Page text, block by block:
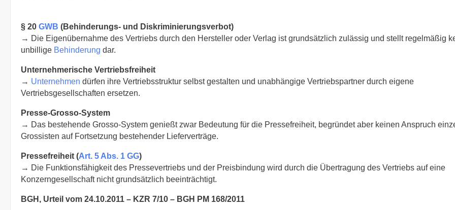
§ 20 GWB (Behinderungs- und Diskriminierungsverbot)
→ Die Eigenübernahme des Vertriebs durch den Hersteller oder Verlag ist grundsätzlich zulässig und stellt regelmäßig
unbillige Behinderung dar.
Unternehmerische Vertriebsfreiheit
→ Unternehmen dürfen ihre Vertriebsstruktur selbst gestalten und unabhängige Vertriebspartner durch eigene
Vertriebsgesellschaften ersetzen.
Presse-Grosso-System
→ Das bestehende Grosso-System genießt zwar Bedeutung für die Pressefreiheit, begründet aber keinen Anspruch
Grossisten auf Fortsetzung bestehender Lieferverträge.
Pressefreiheit (Art. 5 Abs. 1 GG)
→ Die Funktionsfähigkeit des Pressevertriebs und der Preisbindung wird durch die Übertragung des Vertriebs auf eine
Konzerngesellschaft nicht grundsätzlich beeinträchtigt.
BGH, Urteil vom 24.10.2011 – KZR 7/10 – BGH PM 168/2011